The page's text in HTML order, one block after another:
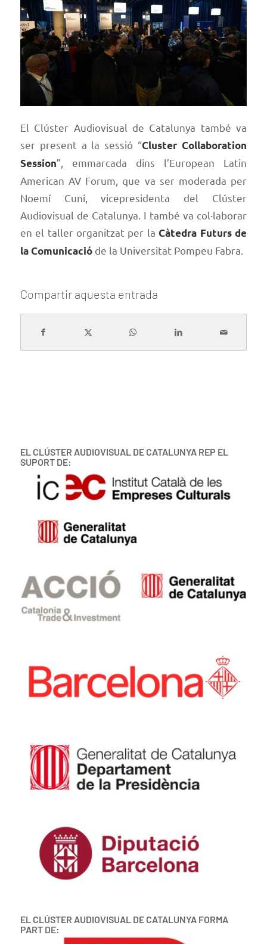
El Clúster Audiovisual de Catalunya també va
ser present a la sessió “Cluster Collaboration
Session”, emmarcada dins l’European Latin
American AV Forum, que va ser moderada per
Noemí Cuní, vicepresidenta del Clúster
Audiovisual de Catalunya. I també va col·laborar
en el taller organitzat per laCàtedra Futurs de
la Comunicacióde la Universitat Pompeu Fabra.
Compartir aquesta entrada
EL CLÚSTER AUDIOVISUAL DE CATALUNYA REP EL
SUPORT DE:
EL CLÚSTER AUDIOVISUAL DE CATALUNYA FORMA
PART DE: